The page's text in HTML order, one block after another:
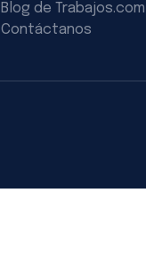
Blog de Trabajos.com
Contáctanos